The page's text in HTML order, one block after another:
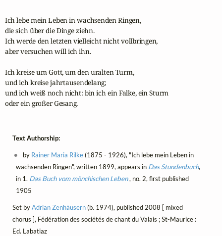
Ich lebe mein Leben in wachsenden Ringen,
die sich über die Dinge ziehn.
Ich werde den letzten vielleicht nicht vollbringen,
aber versuchen will ich ihn.
Ich kreise um Gott, um den uralten Turm,
und ich kreise jahrtausendelang;
und ich weiß noch nicht: bin ich ein Falke, ein Sturm
oder ein großer Gesang.
Text Authorship:
by Rainer Maria Rilke(1875 - 1926), "Ich lebe mein Leben in
wachsenden Ringen", written 1899, appears in Das Stundenbuch,
in 1. Das Buch vom mönchischen Leben, no. 2, first published
1905
Set byAdrian Zenhäusern(b. 1974), published 2008 [ mixed
chorus ], Fédération des sociétés de chant du Valais ; St-Maurice :
Ed. Labatiaz